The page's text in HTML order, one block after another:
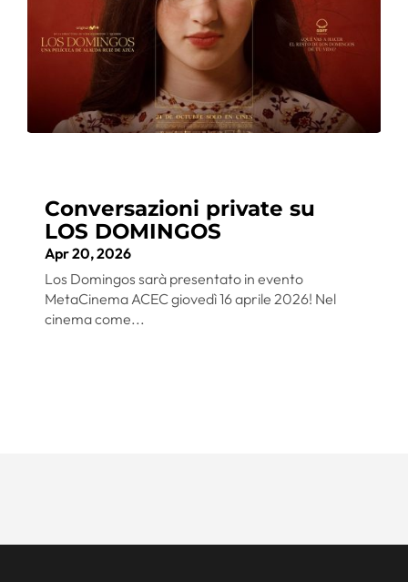
Conversazioni private su
LOS DOMINGOS
Apr 20, 2026
Los Domingos sarà presentato in evento
MetaCinema ACEC giovedì 16 aprile 2026! Nel
cinema come...